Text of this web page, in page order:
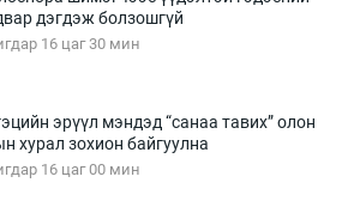
дэгдэж болзошгүй
16 цаг 30 мин
эрүүл мэндэд “санаа тавих” олон
хурал зохион байгуулна
16 цаг 00 мин